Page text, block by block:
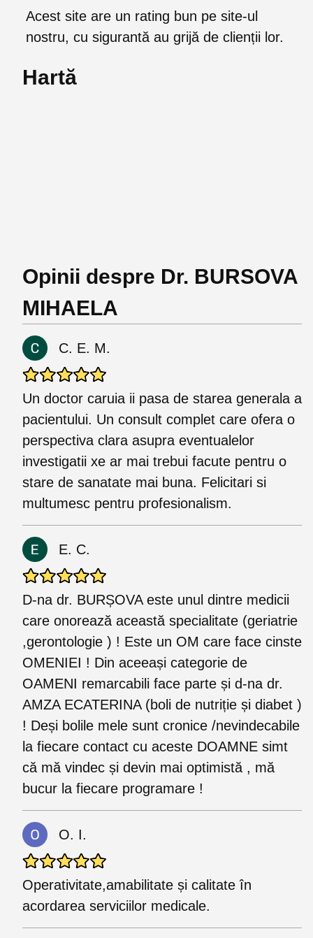
Acest site are un rating bun pe site-ul
nostru, cu sigurantă au grijă de clienții lor.
Hartă
Opinii despre Dr. BURSOVA
MIHAELA
C. E. M.
Un doctor caruia ii pasa de starea generala a
pacientului. Un consult complet care ofera o
perspectiva clara asupra eventualelor
investigatii xe ar mai trebui facute pentru o
stare de sanatate mai buna. Felicitari si
multumesc pentru profesionalism.
E. C.
D-na dr. BURȘOVA este unul dintre medicii
care onorează această specialitate (geriatrie
,gerontologie ) ! Este un OM care face cinste
OMENIEI ! Din aceeași categorie de
OAMENI remarcabili face parte și d-na dr.
AMZA ECATERINA (boli de nutriție și diabet )
! Deși bolile mele sunt cronice /nevindecabile
la fiecare contact cu aceste DOAMNE simt
că mă vindec și devin mai optimistă , mă
bucur la fiecare programare !
O. I.
Operativitate,amabilitate și calitate în
acordarea serviciilor medicale.